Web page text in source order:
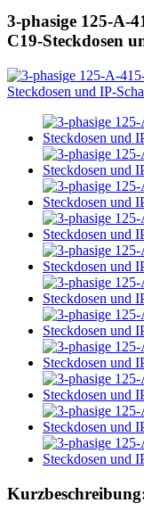
3-phasige 125-A-
C19-Steckdosen